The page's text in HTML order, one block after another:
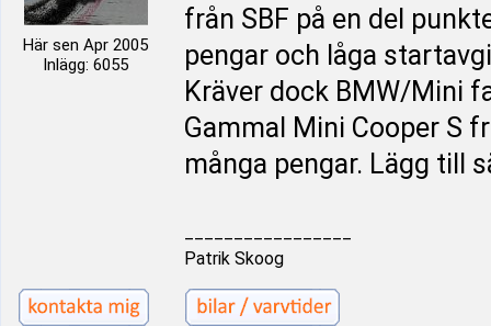
Här sen Apr 2005
Inlägg: 6055
från SBF på en del
pengar och låga
Kräver dock BMW/Mini
Gammal Mini Cooper S
många pengar. Lägg till
Patrik Skoog